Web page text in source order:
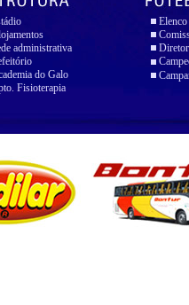
administrativa
do Galo
Fisioterapia
Elenco